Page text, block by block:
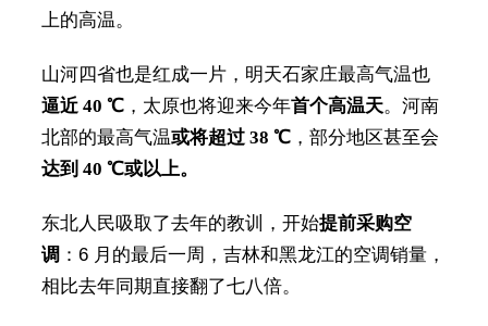
上的高温。
山河四省也是红成一片，明天石家庄最高气温也
逼近 40 ℃，太原也将迎来今年首个高温天。河南
北部的最高气温或将超过 38 ℃，部分地区甚至会
达到 40 ℃或以上。
东北人民吸取了去年的教训，开始提前采购空
调 ：6 月的最后一周，吉林和黑龙江的空调销量，
相比去年同期直接翻了七八倍。